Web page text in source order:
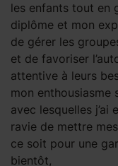
les enfants tout en
diplôme et mon
de gérer les
et de favoriser
attentive à leurs
mon enthousiasme
avec lesquelles j’ai
ravie de mettre
ce soit pour une
bientôt,